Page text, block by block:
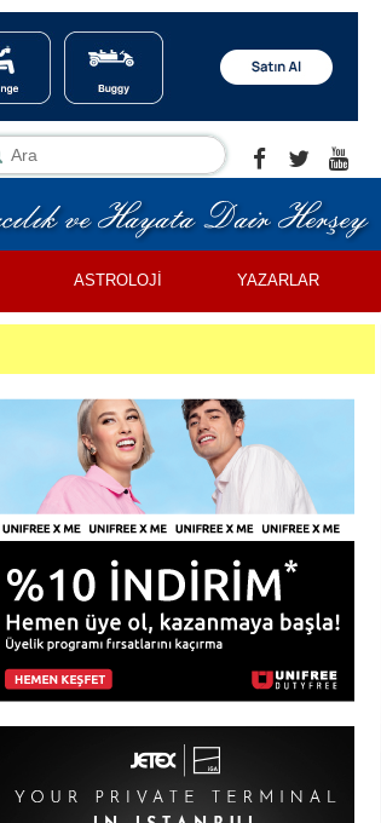
ASTROLOJİ YAZARLAR